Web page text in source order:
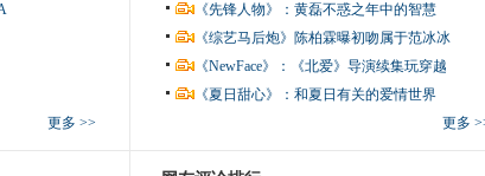
更多 >>
《先锋人物》：黄磊不惑之年中的智慧
《综艺马后炮》陈柏霖曝初吻属于范冰冰
《NewFace》：《北爱》导演续集玩穿越
《夏日甜心》：和夏日有关的爱情世界
更多